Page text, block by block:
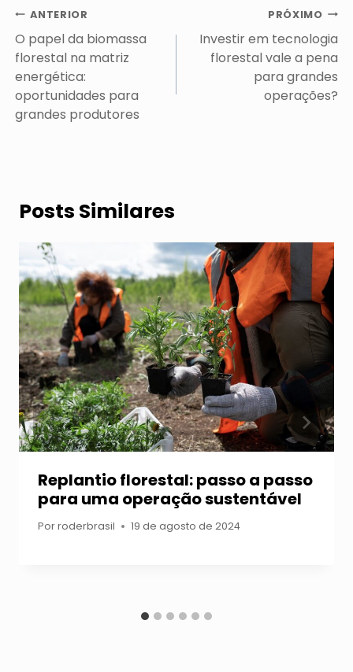
Navegação
de
Post
ANTERIOR
O papel da biomassa
florestal na matriz
energética:
oportunidades para
grandes produtores
PRÓXIMO
Investir em tecnologia
florestal vale a pena
para grandes
operações?
Posts Similares
Replantio florestal: passo a passo
para uma operação sustentável
Porroderbrasil 19 de agosto de 2024